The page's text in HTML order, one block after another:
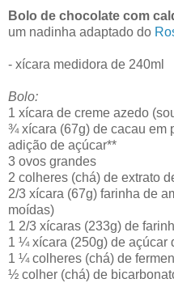
Bolo de chocolate com
um nadinha adaptado do
- xícara medidora de 240ml
Bolo:
1 xícara de creme azedo
¾ xícara (67g) de cacau em
adição de açúcar**
3 ovos grandes
2 colheres (chá) de extrato
2/3 xícara (67g) farinha de
moídas)
1 2/3 xícaras (233g) de
1 ¼ xícara (250g) de açúcar
1 ¼ colheres (chá) de
½ colher (chá) de